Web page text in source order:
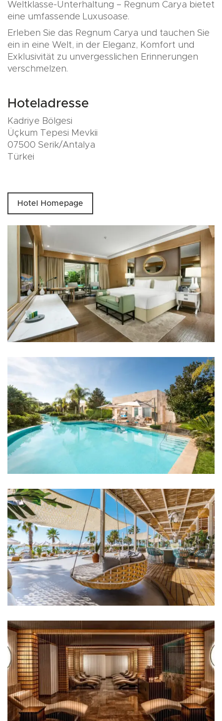
Weltklasse-Unterhaltung – Regnum Carya bietet
eine umfassende Luxusoase.
Erleben Sie das Regnum Carya und tauchen Sie
ein in eine Welt, in der Eleganz, Komfort und
Exklusivität zu unvergesslichen Erinnerungen
verschmelzen.
Hoteladresse
Kadriye Bölgesi
Üçkum Tepesi Mevkii
07500 Serik/Antalya
Türkei
Hotel Homepage